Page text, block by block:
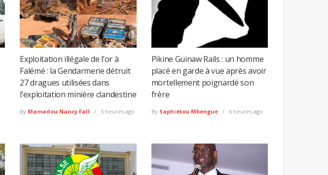
Exploitation illégale de l’or à
Falémé : la Gendarmerie détruit
27 dragues utilisées dans
l’exploitation minière clandestine
By Mamadou Nancy Fall 5 heures ago
Pikine Guinaw Rails : un homme
placé en garde à vue après avoir
mortellement poignardé son
frère
By Saphiétou Mbengue 6 heures ago